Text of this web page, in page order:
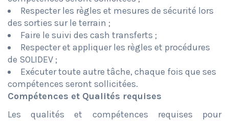
Respecter les règles et mesures de sécurité lors
des sorties sur le terrain ;
Faire le suivi des cash transferts ;
Respecter et appliquer les règles et procédures
de SOLIDEV ;
Exécuter toute autre tâche, chaque fois que ses
compétences seront sollicitées.
Compétences et Qualités requises
Les qualités et compétences requises pour